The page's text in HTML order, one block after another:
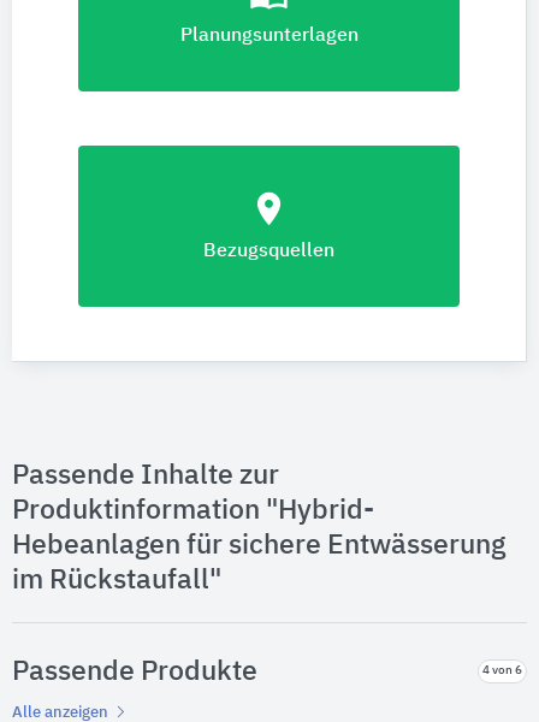
Planungsunterlagen
location_on
Bezugsquellen
Passende Inhalte zur
Produktinformation "Hybrid-
Hebeanlagen für sichere Entwässerung
im Rückstaufall"
Passende Produkte 4 von 6
Alle anzeigen